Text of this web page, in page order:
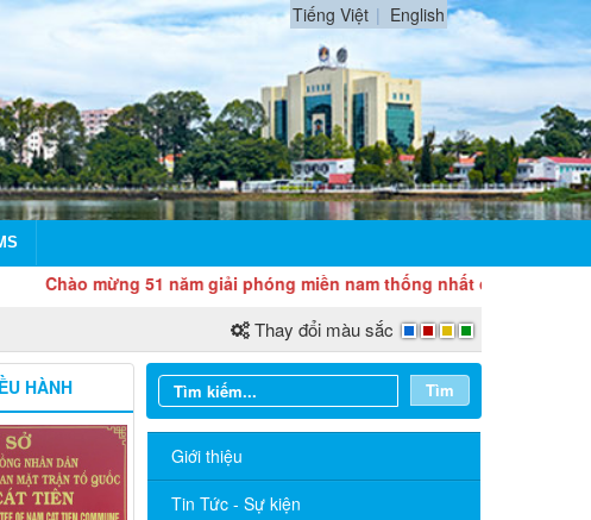
Tiếng Việt English
Chào mừng 51 năm giải phóng miền nam thống nhất đất nước (30/4/
Thay đổi màu sắc
Tìm
Giới thiệu
Tin Tức - Sự kiện
HÀNH